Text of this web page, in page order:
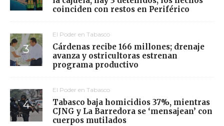
coinciden con restos en Periférico
El Poder en Tabasco
Cárdenas recibe 166 millones; drenaje
avanza y ostricultoras estrenan
programa productivo
El Poder en Tabasco
Tabasco baja homicidios 37%, mientras
CJNG y La Barredora se ‘mensajean’ con
cuerpos mutilados